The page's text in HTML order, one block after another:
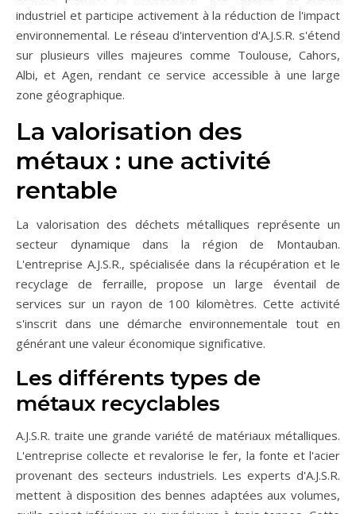
industriel et participe activement à la réduction de l'impact
environnemental. Le réseau d'intervention d'A.J.S.R. s'étend
sur plusieurs villes majeures comme Toulouse, Cahors,
Albi, et Agen, rendant ce service accessible à une large
zone géographique.
La valorisation des
métaux : une activité
rentable
La valorisation des déchets métalliques représente un
secteur dynamique dans la région de Montauban.
L'entreprise A.J.S.R., spécialisée dans la récupération et le
recyclage de ferraille, propose un large éventail de
services sur un rayon de 100 kilomètres. Cette activité
s'inscrit dans une démarche environnementale tout en
générant une valeur économique significative.
Les différents types de
métaux recyclables
A.J.S.R. traite une grande variété de matériaux métalliques.
L'entreprise collecte et revalorise le fer, la fonte et l'acier
provenant des secteurs industriels. Les experts d'A.J.S.R.
mettent à disposition des bennes adaptées aux volumes,